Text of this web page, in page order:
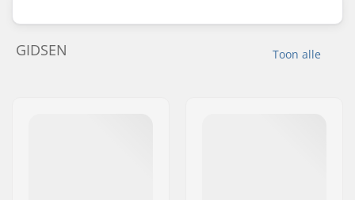
Toon alle
GIDSEN